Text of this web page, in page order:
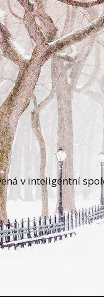
v inteligentní